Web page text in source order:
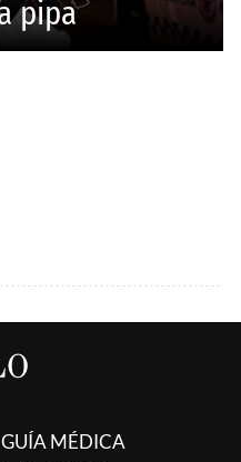
GUÍA MÉDICA